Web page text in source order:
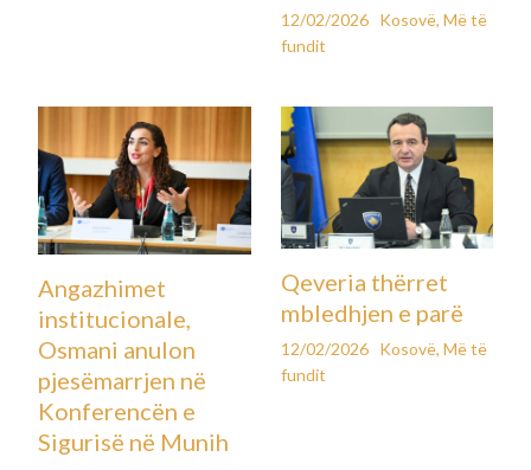
12/02/2026 Kosovë, Më të
fundit
Angazhimet
institucionale,
Osmani anulon
pjesëmarrjen në
Konferencën e
Sigurisë në Munih
Qeveria thërret
mbledhjen e parë
12/02/2026 Kosovë, Më të
fundit